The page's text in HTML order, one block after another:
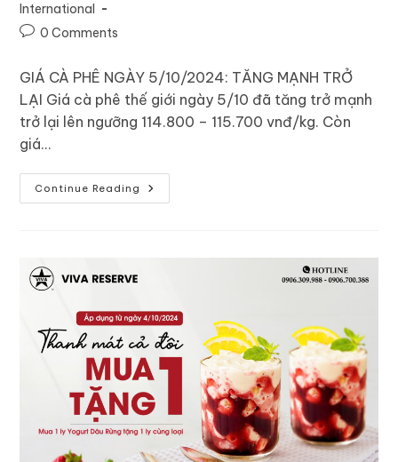
International
0 Comments
GIÁ CÀ PHÊ NGÀY 5/10/2024: TĂNG MẠNH TRỞ
LẠI Giá cà phê thế giới ngày 5/10 đã tăng trở mạnh
trở lại lên ngưỡng 114.800 – 115.700 vnđ/kg. Còn
giá…
Continue Reading